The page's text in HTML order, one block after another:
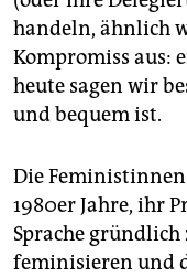
handeln, ähnlich
Kompromiss aus:
heute sagen wir
und bequem ist.
Die
1980er Jahre, ihr
Sprache
feminisieren und